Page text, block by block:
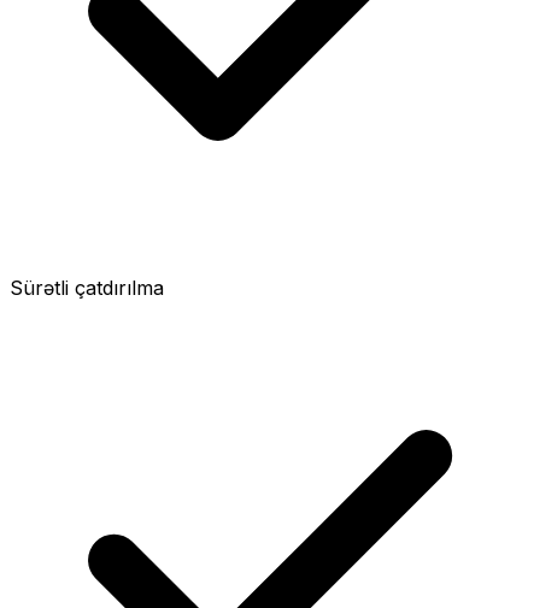
Sürətli çatdırılma